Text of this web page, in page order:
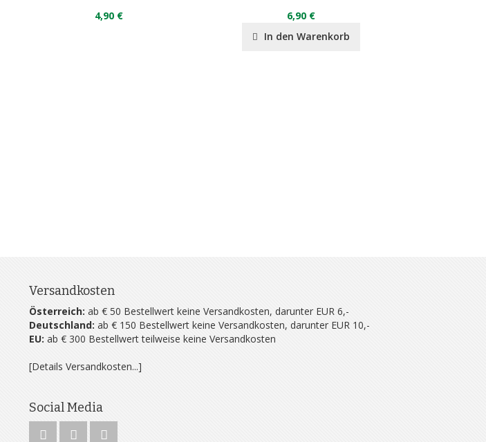
4,90 €
6,90 €
In den Warenkorb
Versandkosten
Österreich: ab € 50 Bestellwert keine Versandkosten, darunter EUR 6,-
Deutschland: ab € 150 Bestellwert keine Versandkosten, darunter EUR 10,-
EU: ab € 300 Bestellwert teilweise keine Versandkosten
[Details Versandkosten...]
Social Media